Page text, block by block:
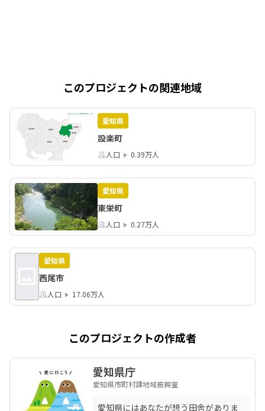
このプロジェクトの関連地域
愛知県
設楽町
人口 0.39万人
愛知県
東栄町
人口 0.27万人
愛知県
西尾市
人口 17.06万人
このプロジェクトの作成者
愛知県庁
愛知県市町村課地域振興室
愛知県にはあなたが想う田舎がありま